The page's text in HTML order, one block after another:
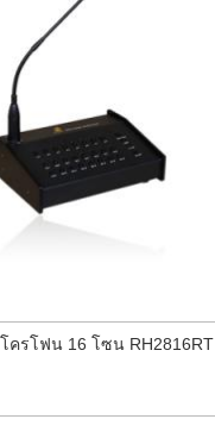
ครโฟน 16 โซน RH2816RT